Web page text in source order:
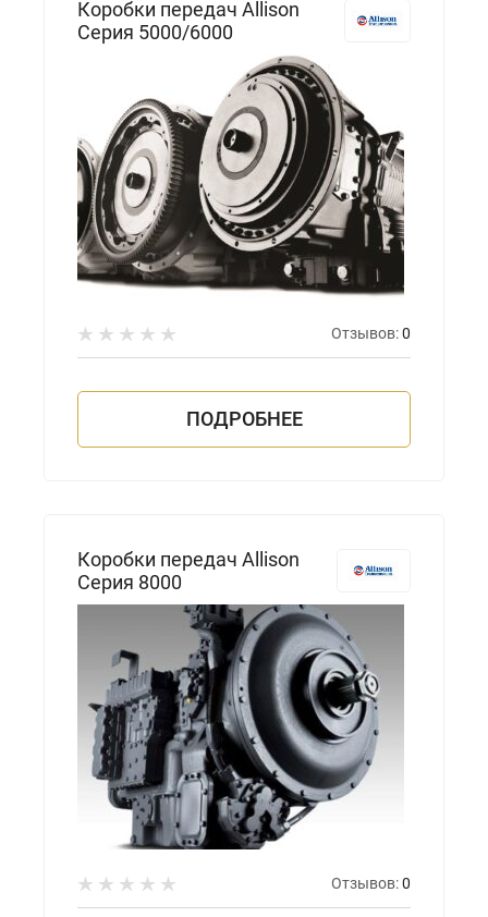
Коробки передач Allison
Серия 5000/6000
Отзывов:0
ПОДРОБНЕЕ
Коробки передач Allison
Серия 8000
Отзывов:0